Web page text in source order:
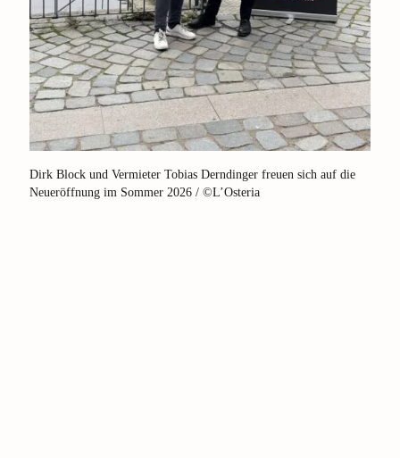
Dirk Block und Vermieter Tobias Derndinger freuen sich auf die
Neueröffnung im Sommer 2026 / ©L’Osteria